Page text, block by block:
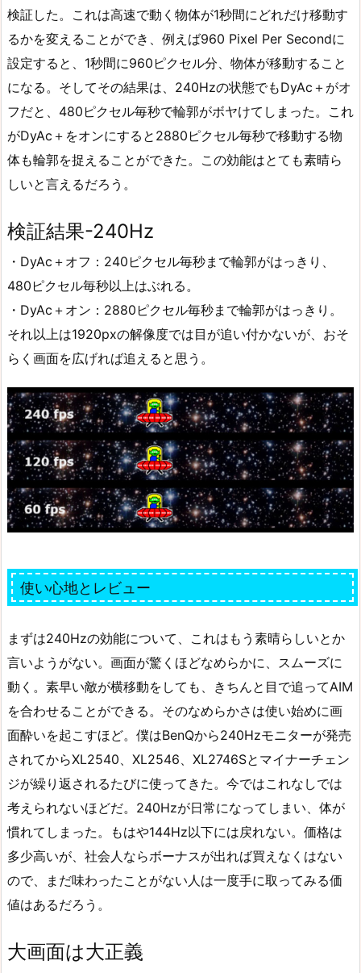
検証した。これは高速で動く物体が1秒間にどれだけ移動す
るかを変えることができ、例えば960 Pixel Per Secondに
設定すると、1秒間に960ピクセル分、物体が移動すること
になる。そしてその結果は、240Hzの状態でもDyAc＋がオ
フだと、480ピクセル毎秒で輪郭がボヤけてしまった。これ
がDyAc＋をオンにすると2880ピクセル毎秒で移動する物
体も輪郭を捉えることができた。この効能はとても素晴ら
しいと言えるだろう。
検証結果-240Hz
・DyAc＋オフ：240ピクセル毎秒まで輪郭がはっきり、
480ピクセル毎秒以上はぶれる。
・DyAc＋オン：2880ピクセル毎秒まで輪郭がはっきり。
それ以上は1920pxの解像度では目が追い付かないが、おそ
らく画面を広げれば追えると思う。
使い心地とレビュー
まずは240Hzの効能について、これはもう素晴らしいとか
言いようがない。画面が驚くほどなめらかに、スムーズに
動く。素早い敵が横移動をしても、きちんと目で追ってAIM
を合わせることができる。そのなめらかさは使い始めに画
面酔いを起こすほど。僕はBenQから240Hzモニターが発売
されてからXL2540、XL2546、XL2746Sとマイナーチェン
ジが繰り返されるたびに使ってきた。今ではこれなしでは
考えられないほどだ。240Hzが日常になってしまい、体が
慣れてしまった。もはや144Hz以下には戻れない。価格は
多少高いが、社会人ならボーナスが出れば買えなくはない
ので、まだ味わったことがない人は一度手に取ってみる価
値はあるだろう。
大画面は大正義